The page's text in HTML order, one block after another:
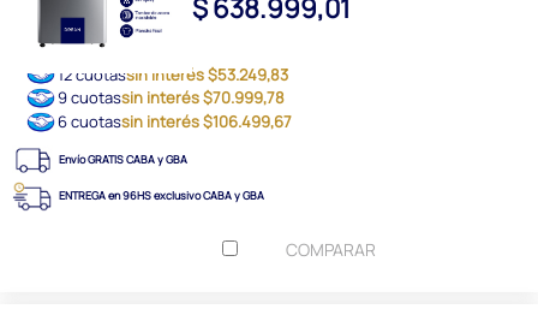
$ 638.999,01
12 cuotassin interés $53.249,83
9 cuotassin interés $70.999,78
6 cuotassin interés $106.499,67
Envío GRATIS CABA y GBA
ENTREGA en 96HS exclusivo CABA y GBA
COMPARAR